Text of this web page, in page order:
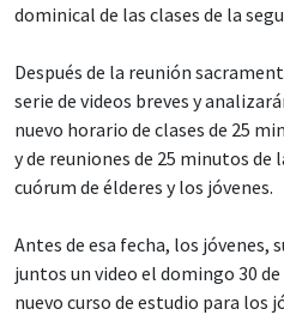
dominical de las clases de la
Después de la reunión
serie de videos breves y
nuevo horario de clases de 25
y de reuniones de 25 minutos de
cuórum de élderes y los jóvenes.
Antes de esa fecha, los jóvenes,
juntos un video el domingo 30
nuevo curso de estudio para los